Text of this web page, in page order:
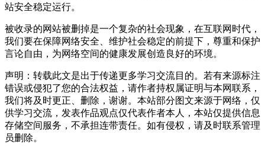
站安全稳定运行。
被收录的网站被删掉是一个复杂的社会现象，在互联网时代，
我们要在保障网络安全、维护社会稳定的前提下，尊重和保护
言论自由，为网络空间的健康发展创造良好的环境。
声明：转载此文是出于传递更多学习交流目的。若有来源标注
错误或侵犯了您的合法权益，请作者持权属证明与本网联系，
我们将及时更正、删除，谢谢。本站部分图文来源于网络，仅
供学习交流，发表作品观点仅代表作者本人，本站仅提供信息
存储空间服务，不承担连带责任。如有侵权，请及时联系管理
员删除。